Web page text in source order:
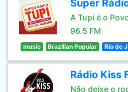
Super
A Tupi é o
96.5 FM
music Brazilian Popular Rio de
Rádio Kiss
Não deixe o